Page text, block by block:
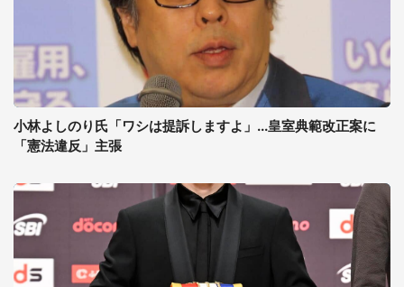
小林よしのり氏「ワシは提訴しますよ」...皇室典範改正案に
「憲法違反」主張